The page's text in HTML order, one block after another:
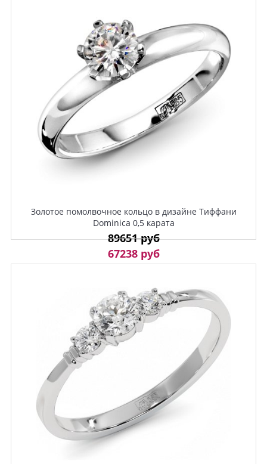
Золотое помолвочное кольцо в дизайне Тиффани
Dominica 0,5 карата
89651 руб
67238 руб